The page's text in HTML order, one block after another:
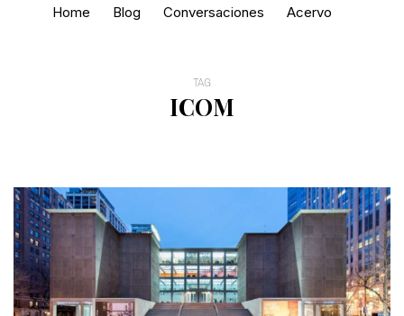
Home Blog Conversaciones Acervo
TAG
ICOM